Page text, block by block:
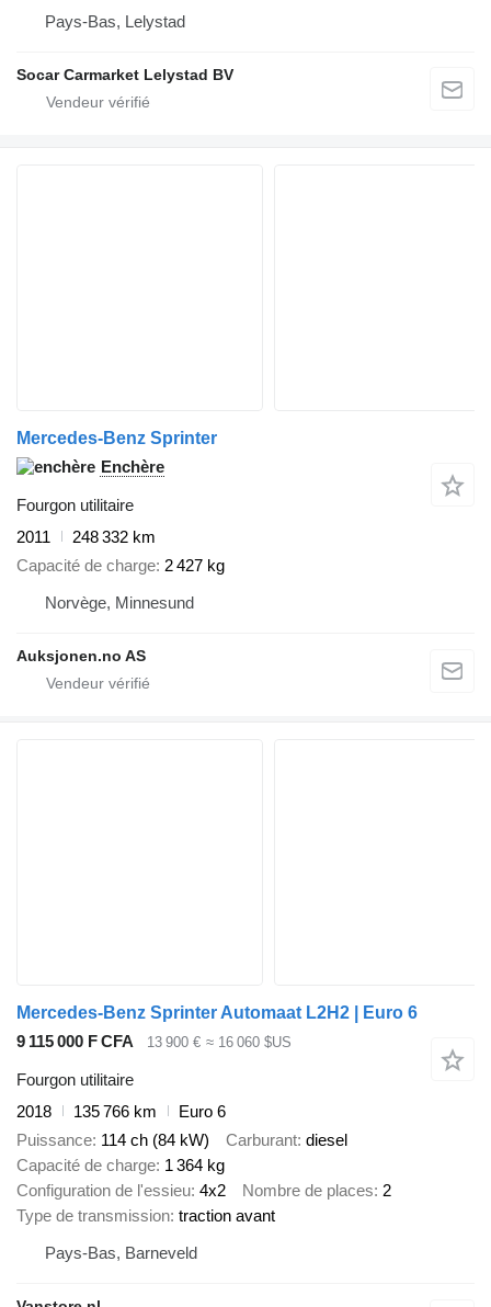
Pays-Bas, Lelystad
Socar Carmarket Lelystad BV
Mercedes-Benz Sprinter
Enchère
Fourgon utilitaire
2011
248 332 km
Capacité de charge 2 427 kg
Norvège, Minnesund
Auksjonen.no AS
Mercedes-Benz Sprinter Automaat L2H2 | Euro 6
9 115 000 F CFA
13 900 € ≈ 16 060 $US
Fourgon utilitaire
2018
135 766 km
Euro 6
Puissance 114 ch (84 kW) Carburant diesel
Capacité de charge 1 364 kg
Configuration de l'essieu 4x2 Nombre de places 2
Type de transmission traction avant
Pays-Bas, Barneveld